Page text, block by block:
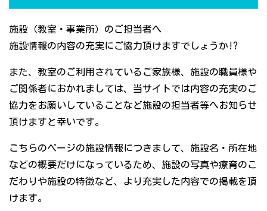
施設（教室・事業所）のご担当者へ
施設情報の内容の充実にご協力頂けますでしょうか!?
また、教室のご利用されているご家族様、施設の職員様や
ご関係者におかれましては、当サイトでは内容の充実のご
協力をお願いしていることなど施設の担当者等へお知らせ
頂けますと幸いです。
こちらのページの施設情報につきまして、施設名・所在地
などの概要だけになっているため、施設の写真や療育のこ
だわりや施設の特徴など、より充実した内容での掲載を頂
けます。